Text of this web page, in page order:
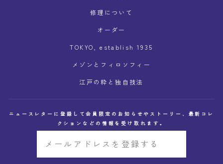
修理について
オーダー
TOKYO, establish 1935
メゾンとフィロソフィー
江戸の粋と独自技法
ニュースレターに登録して会員限定のお知らせやストーリー、最新コレ
クションなどの情報を受け取れます。